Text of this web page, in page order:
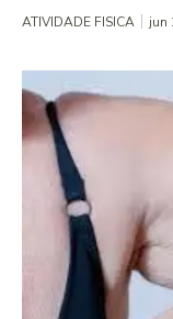
ATIVIDADE FISICA jun